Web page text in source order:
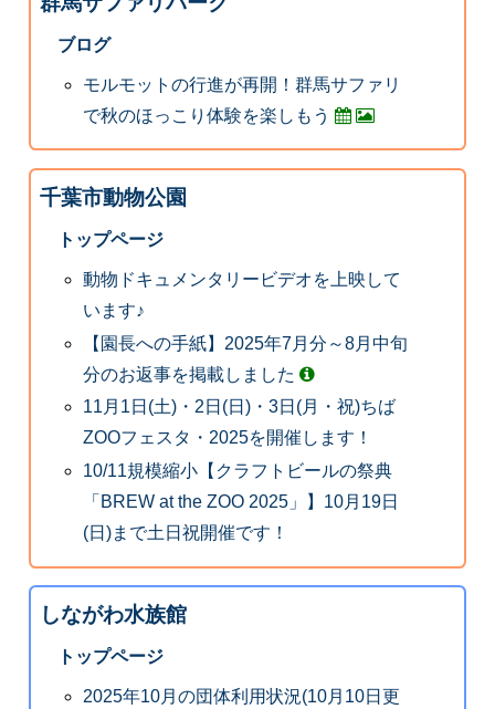
ブログ
モルモットの行進が再開！群馬サファリ
で秋のほっこり体験を楽しもう
千葉市動物公園
トップページ
動物ドキュメンタリービデオを上映して
います♪
【園長への手紙】2025年7月分～8月中旬
分のお返事を掲載しました
11月1日(土)・2日(日)・3日(月・祝)ちば
ZOOフェスタ・2025を開催します！
10/11規模縮小【クラフトビールの祭典
「BREW at the ZOO 2025」】10月19日
(日)まで土日祝開催です！
しながわ水族館
トップページ
2025年10月の団体利用状況(10月10日更